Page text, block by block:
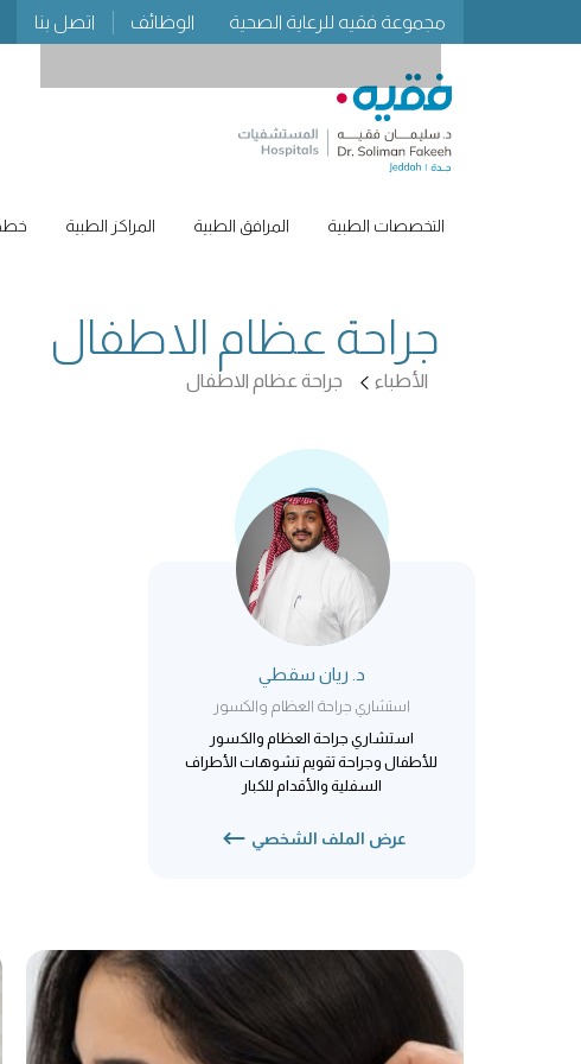
مجموعة فقيه للرعاية الصحية الوظائف اتصل بنا
التخصصات الطبية المرافق الطبية المراكز الطبية
جراحة عظام الاطفال
الأطباء جراحة عظام الاطفال
د. ريان سقطي
استشاري جراحة العظام والكسور
استشاري جراحة العظام والكسور
للأطفال وجراحة تقويم تشوهات الأطراف
السفلية والأقدام للكبار
عرض الملف الشخصي